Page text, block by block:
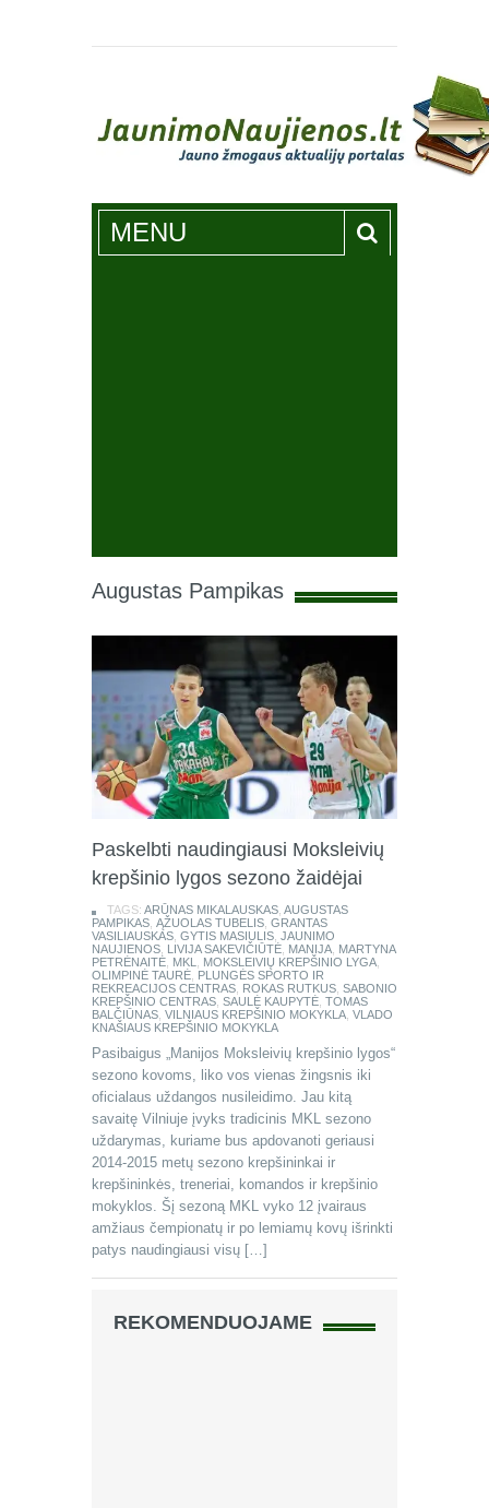
Jaunimonaujienos.lt
MENU
Augustas Pampikas
Paskelbti naudingiausi Moksleivių
krepšinio lygos sezono žaidėjai
TAGS: ARŪNAS MIKALAUSKAS AUGUSTAS
PAMPIKAS ĄŽUOLAS TUBELIS GRANTAS
VASILIAUSKAS GYTIS MASIULIS JAUNIMO
NAUJIENOS LIVIJA SAKEVIČIŪTĖ MANIJA MARTYNA
PETRĖNAITĖ MKL MOKSLEIVIŲ KREPŠINIO LYGA
OLIMPINĖ TAURĖ PLUNGĖS SPORTO IR
REKREACIJOS CENTRAS ROKAS RUTKUS SABONIO
KREPŠINIO CENTRAS SAULĖ KAUPYTĖ TOMAS
BALČIŪNAS VILNIAUS KREPŠINIO MOKYKLA VLADO
KNAŠIAUS KREPŠINIO MOKYKLA
Pasibaigus „Manijos Moksleivių krepšinio lygos“
sezono kovoms, liko vos vienas žingsnis iki
oficialaus uždangos nusileidimo. Jau kitą
savaitę Vilniuje įvyks tradicinis MKL sezono
uždarymas, kuriame bus apdovanoti geriausi
2014-2015 metų sezono krepšininkai ir
krepšininkės, treneriai, komandos ir krepšinio
mokyklos. Šį sezoną MKL vyko 12 įvairaus
amžiaus čempionatų ir po lemiamų kovų išrinkti
patys naudingiausi visų […]
REKOMENDUOJAME